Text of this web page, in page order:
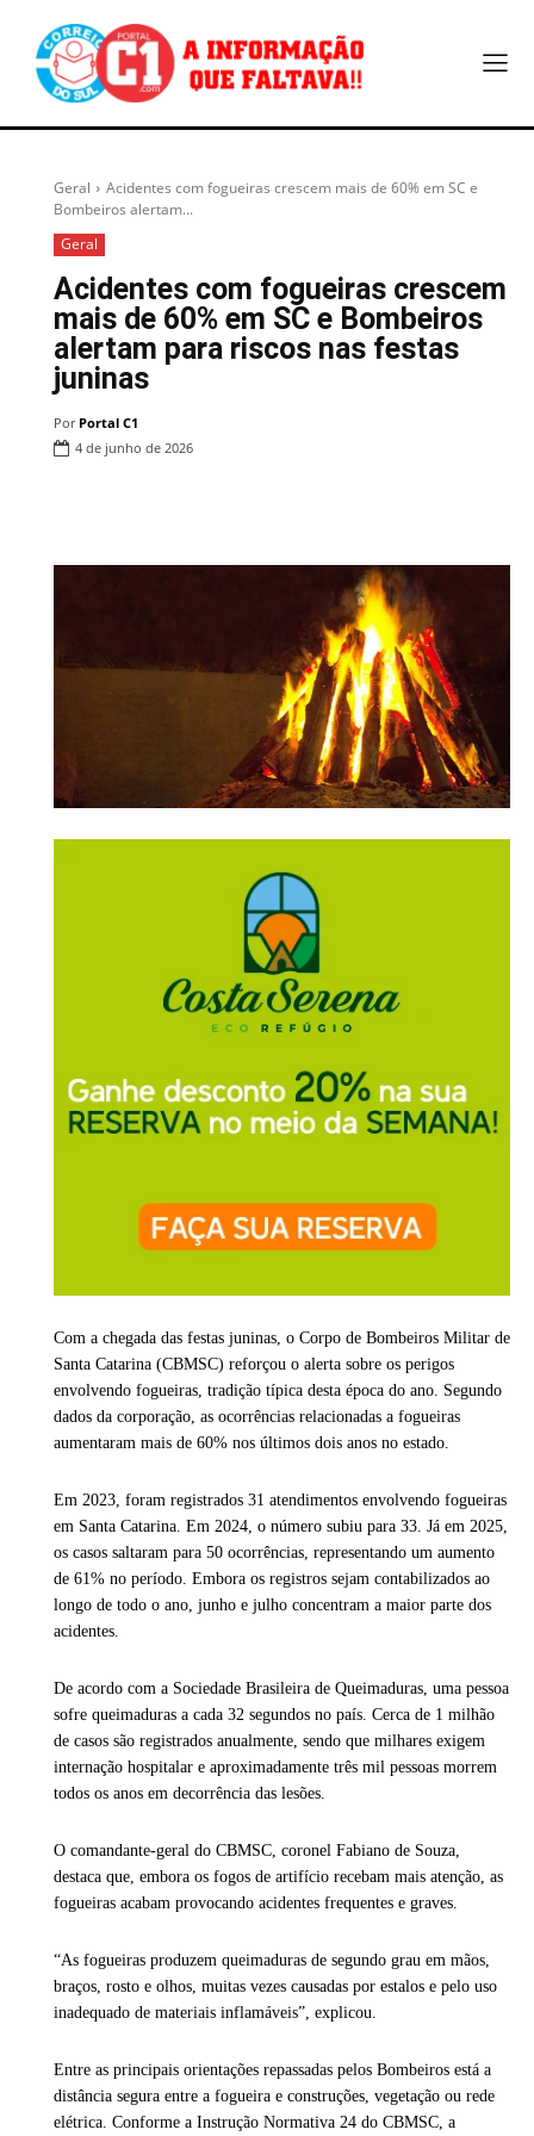
Geral
Acidentes com fogueiras crescem mais de 60% em SC e
Bombeiros alertam...
Geral
Acidentes com fogueiras crescem
mais de 60% em SC e Bombeiros
alertam para riscos nas festas
juninas
Por Portal C1
4 de junho de 2026
Com a chegada das festas juninas, o Corpo de Bombeiros Militar de
Santa Catarina (CBMSC) reforçou o alerta sobre os perigos
envolvendo fogueiras, tradição típica desta época do ano. Segundo
dados da corporação, as ocorrências relacionadas a fogueiras
aumentaram mais de 60% nos últimos dois anos no estado.
Em 2023, foram registrados 31 atendimentos envolvendo fogueiras
em Santa Catarina. Em 2024, o número subiu para 33. Já em 2025,
os casos saltaram para 50 ocorrências, representando um aumento
de 61% no período. Embora os registros sejam contabilizados ao
longo de todo o ano, junho e julho concentram a maior parte dos
acidentes.
De acordo com a Sociedade Brasileira de Queimaduras, uma pessoa
sofre queimaduras a cada 32 segundos no país. Cerca de 1 milhão
de casos são registrados anualmente, sendo que milhares exigem
internação hospitalar e aproximadamente três mil pessoas morrem
todos os anos em decorrência das lesões.
O comandante-geral do CBMSC, coronel Fabiano de Souza,
destaca que, embora os fogos de artifício recebam mais atenção, as
fogueiras acabam provocando acidentes frequentes e graves.
“As fogueiras produzem queimaduras de segundo grau em mãos,
braços, rosto e olhos, muitas vezes causadas por estalos e pelo uso
inadequado de materiais inflamáveis”, explicou.
Entre as principais orientações repassadas pelos Bombeiros está a
distância segura entre a fogueira e construções, vegetação ou rede
elétrica. Conforme a Instrução Normativa 24 do CBMSC, a